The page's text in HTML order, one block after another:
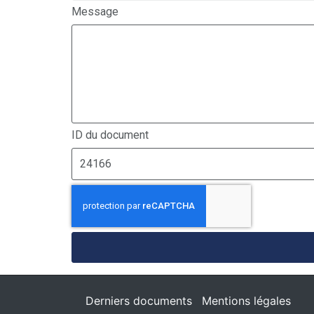
Message
ID du document
Derniers documents Mentions légales